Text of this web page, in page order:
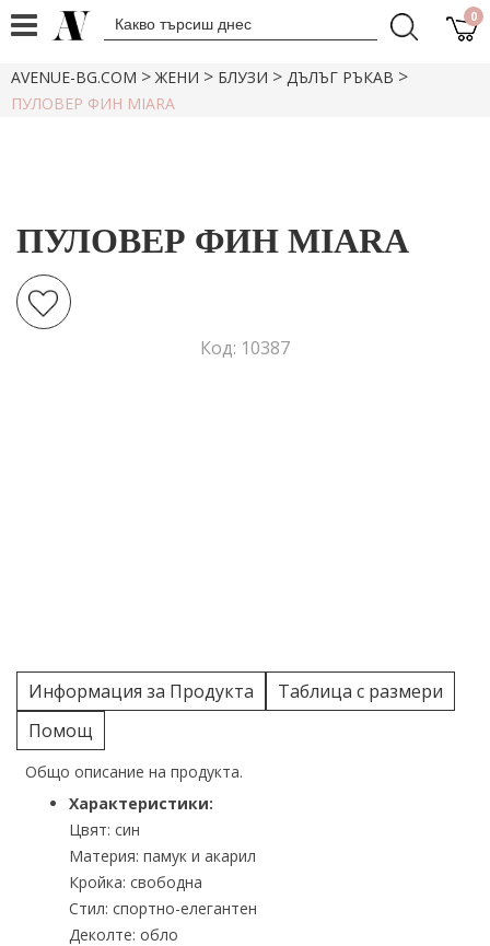
0
AVENUE-BG.COM >ЖЕНИ > БЛУЗИ > ДЪЛЪГ РЪКАВ >
ПУЛОВЕР ФИН MIARA
ПУЛОВЕР ФИН MIARA
Код: 10387
Информация за Продукта
Таблица с размери
Помощ
Общо описание на продукта.
Характеристики:
Цвят: син
Материя: памук и акарил
Кройка: свободна
Стил: спортно-елегантен
Деколте: обло